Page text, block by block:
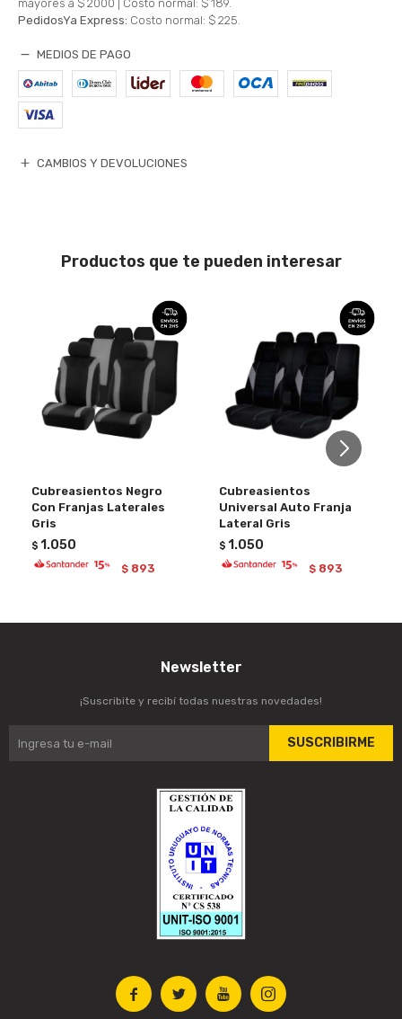
mayores a $ 2000 | Costo normal: $ 189.
PedidosYa Express: Costo normal: $ 225.
MEDIOS DE PAGO
CAMBIOS Y DEVOLUCIONES
Productos que te pueden interesar
Cubreasientos Negro
Con Franjas Laterales
Gris
$ 1.050
$ 893
Cubreasientos
Universal Auto Franja
Lateral Gris
$ 1.050
$ 893
   
Newsletter
¡Suscribite y recibí todas nuestras novedades!
SUSCRIBIRME